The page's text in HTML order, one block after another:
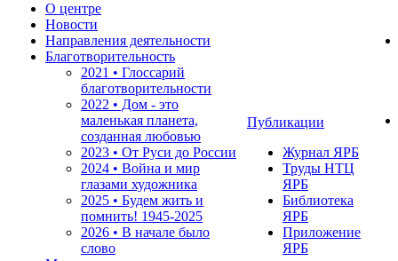
О центре
Новости
Направления деятельности
Благотворительность
2021 • Глоссарий
благотворительности
2022 • Дом - это
маленькая планета,
созданная любовью
2023 • От Руси до России
2024 • Война и мир
глазами художника
2025 • Будем жить и
помнить! 1945-2025
2026 • В начале было
слово
Публикации
Журнал ЯРБ
Труды НТЦ
ЯРБ
Библиотека
ЯРБ
Приложение
ЯРБ